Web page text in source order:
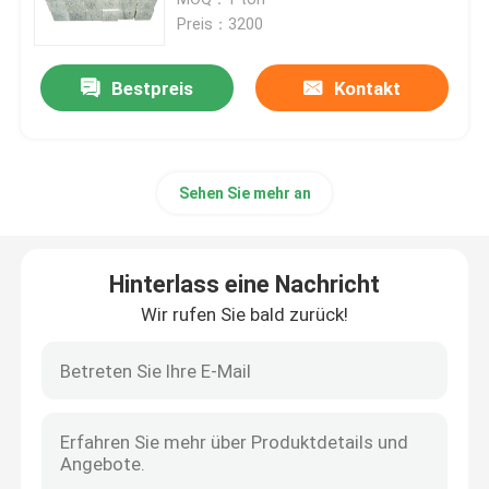
Kupferblech-Platte
Rohre aus Kohlenstoffstahl
Preis：3200
Bestpreis Kontakt
Sehen Sie mehr an
Hinterlass eine Nachricht
Wir rufen Sie bald zurück!